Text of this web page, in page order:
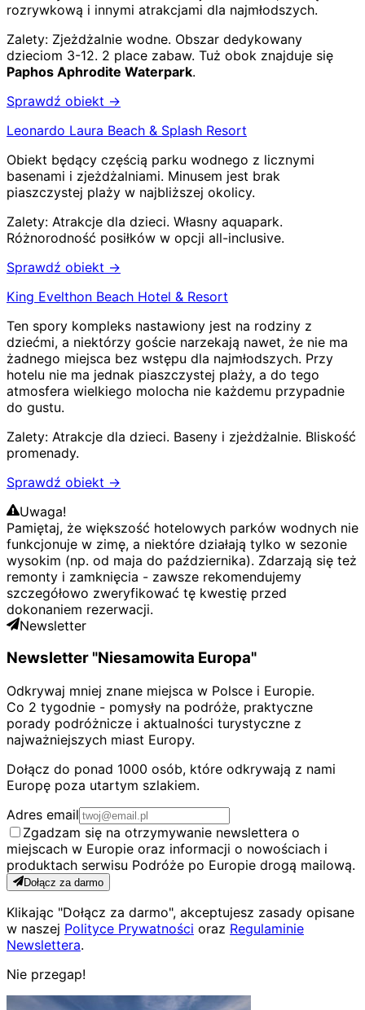
rozrywkową i innymi atrakcjami dla najmłodszych.
Zalety: Zjeżdżalnie wodne. Obszar dedykowany
dzieciom 3-12. 2 place zabaw. Tuż obok znajduje się
Paphos Aphrodite Waterpark.
Sprawdź obiekt →
Leonardo Laura Beach & Splash Resort
Obiekt będący częścią parku wodnego z licznymi
basenami i zjeżdżalniami. Minusem jest brak
piaszczystej plaży w najbliższej okolicy.
Zalety: Atrakcje dla dzieci. Własny aquapark.
Różnorodność posiłków w opcji all-inclusive.
Sprawdź obiekt →
King Evelthon Beach Hotel & Resort
Ten spory kompleks nastawiony jest na rodziny z
dziećmi, a niektórzy goście narzekają nawet, że nie ma
żadnego miejsca bez wstępu dla najmłodszych. Przy
hotelu nie ma jednak piaszczystej plaży, a do tego
atmosfera wielkiego molocha nie każdemu przypadnie
do gustu.
Zalety: Atrakcje dla dzieci. Baseny i zjeżdżalnie. Bliskość
promenady.
Sprawdź obiekt →
Uwaga!
Pamiętaj, że większość hotelowych parków wodnych nie
funkcjonuje w zimę, a niektóre działają tylko w sezonie
wysokim (np. od maja do października). Zdarzają się też
remonty i zamknięcia - zawsze rekomendujemy
szczegółowo zweryfikować tę kwestię przed
dokonaniem rezerwacji.
Newsletter
Newsletter "Niesamowita Europa"
Odkrywaj mniej znane miejsca w Polsce i Europie.
Co 2 tygodnie - pomysły na podróże, praktyczne
porady podróżnicze i aktualności turystyczne z
najważniejszych miast Europy.
Dołącz do ponad 1000 osób, które odkrywają z nami
Europę poza utartym szlakiem.
Adres email
Zgadzam się na otrzymywanie newslettera o
miejscach w Europie oraz informacji o nowościach i
produktach serwisu Podróże po Europie drogą mailową.
Dołącz za darmo
Klikając "Dołącz za darmo", akceptujesz zasady opisane
w naszej Polityce Prywatności oraz Regulaminie
Newslettera.
Nie przegap!